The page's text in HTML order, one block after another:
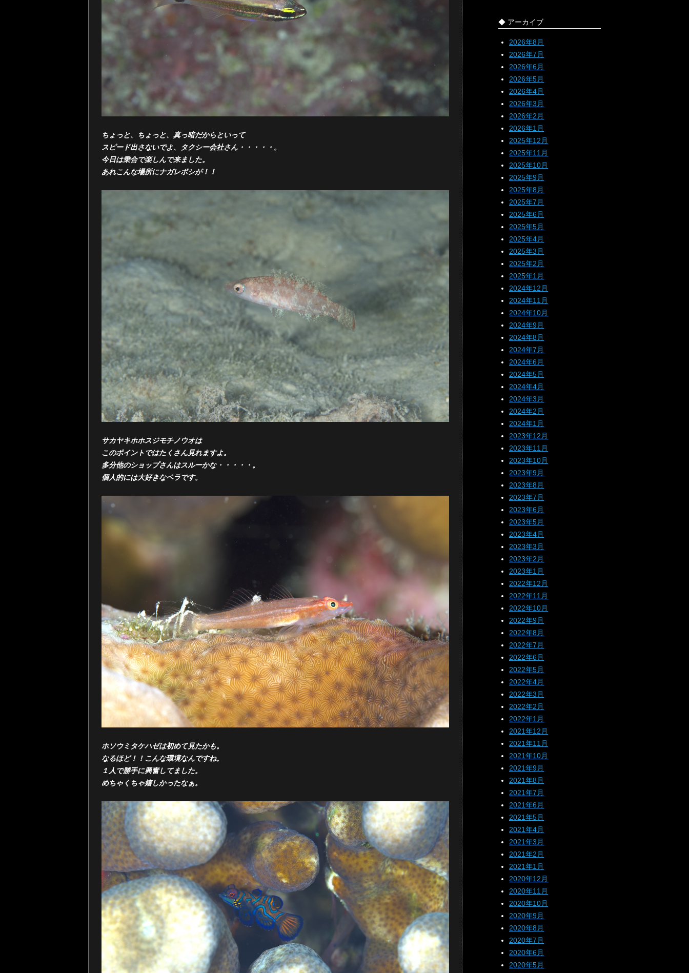
ちょっと、ちょっと、真っ暗だからといって
スピード出さないでよ、タクシー会社さん・・・・・。
今日は乗合で楽しんで来ました。
あれこんな場所にナガレボシが！！
サカヤキホホスジモチノウオは
このポイントではたくさん見れますよ。
多分他のショップさんはスルーかな・・・・・。
個人的には大好きなベラです。
ホソウミタケハゼは初めて見たかも。
なるほど！！こんな環境なんですね。
１人で勝手に興奮してました。
めちゃくちゃ嬉しかったなぁ。
◆ アーカイブ
2026年8月
2026年7月
2026年6月
2026年5月
2026年4月
2026年3月
2026年2月
2026年1月
2025年12月
2025年11月
2025年10月
2025年9月
2025年8月
2025年7月
2025年6月
2025年5月
2025年4月
2025年3月
2025年2月
2025年1月
2024年12月
2024年11月
2024年10月
2024年9月
2024年8月
2024年7月
2024年6月
2024年5月
2024年4月
2024年3月
2024年2月
2024年1月
2023年12月
2023年11月
2023年10月
2023年9月
2023年8月
2023年7月
2023年6月
2023年5月
2023年4月
2023年3月
2023年2月
2023年1月
2022年12月
2022年11月
2022年10月
2022年9月
2022年8月
2022年7月
2022年6月
2022年5月
2022年4月
2022年3月
2022年2月
2022年1月
2021年12月
2021年11月
2021年10月
2021年9月
2021年8月
2021年7月
2021年6月
2021年5月
2021年4月
2021年3月
2021年2月
2021年1月
2020年12月
2020年11月
2020年10月
2020年9月
2020年8月
2020年7月
2020年6月
2020年5月